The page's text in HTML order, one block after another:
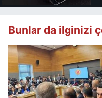
Bunlar da ilginizi